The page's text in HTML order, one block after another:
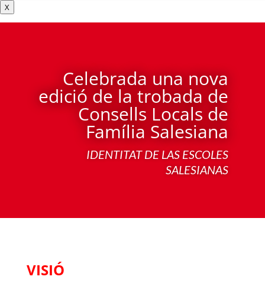
X
Celebrada una nova
edició de la trobada de
Consells Locals de
Família Salesiana
IDENTITAT DE LAS ESCOLES
SALESIANAS
VISIÓ